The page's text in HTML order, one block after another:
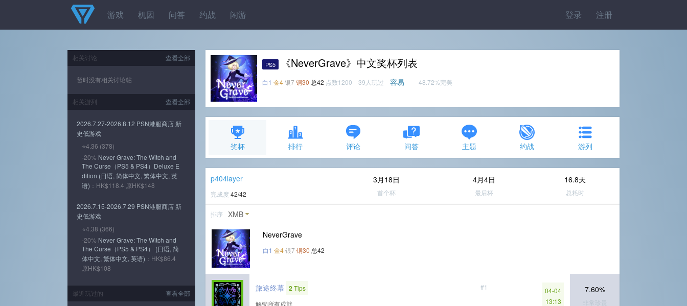
登录 注册
游戏 机因 问答 约战 闲游
PS5 《NeverGrave》中文奖杯列表
白1 金4银7 铜30 总42 点数1200 39人玩过 容易 48.72%完美
奖杯 排行 评论 问答 主题 约战 游列
p404layer
完成度 42/42
3月18日
首个杯
4月4日
最后杯
16.8天
总耗时
排序 XMB
NeverGrave
白1 金4银7 铜30 总42
#1
旅途终幕 2Tips
解锁所有成就
04-04
13:13
7.60%
非常珍贵
查看全部
相关讨论
暂时没有相关讨论帖
查看全部
相关游列
2026.7.27-2026.8.12 PSN港服商店 新
史低游戏
⭐4.36 (378)
-20% Never Grave: The Witch and
The Curse（PS5 & PS4）Deluxe E
dition (日语, 简体中文, 繁体中文, 英
语) ：HK$118.4 原HK$148
2026.7.15-2026.7.29 PSN港服商店 新
史低游戏
⭐4.38 (366)
-20% Never Grave: The Witch and
The Curse（PS5 & PS4） (日语, 简
体中文, 繁体中文, 英语) ：HK$86.4
原HK$108
查看全部
最近玩过的